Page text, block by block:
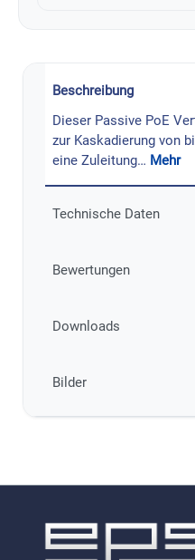
Beschreibung
Dieser Passive PoE
zur Kaskadierung von
eine Zuleitung… Mehr
Technische Daten
Bewertungen
Downloads
Bilder